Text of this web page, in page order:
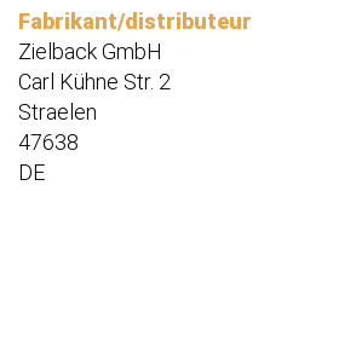
Fabrikant/distributeur
Zielback GmbH
Carl Kühne Str. 2
Straelen
47638
DE